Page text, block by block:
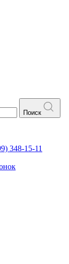
Поиск
348-15-11